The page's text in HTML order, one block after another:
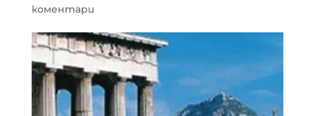
коментари